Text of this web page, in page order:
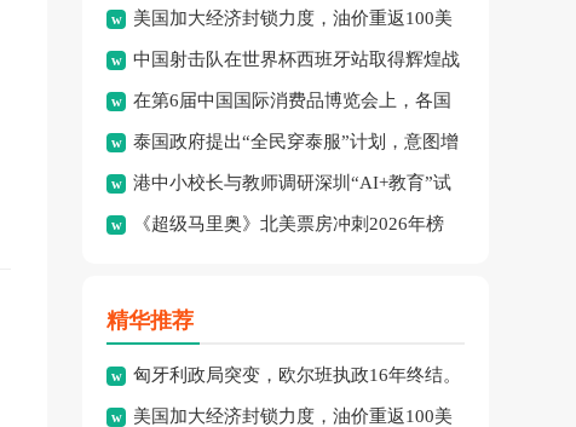
行，传承中华文化纽带。
美国加大经济封锁力度，油价重返100美
元高点，黄金价格急跌，
中国射击队在世界杯西班牙站取得辉煌战
绩：8金、3银、2铜。
在第6届中国国际消费品博览会上，各国
品牌集中展示了最新消费精
泰国政府提出“全民穿泰服”计划，意图增
强民族文化认同并拓展泰
港中小校长与教师调研深圳“AI+教育”试
点项目，探索智慧课堂
《超级马里奥》北美票房冲刺2026年榜
精华推荐
匈牙利政局突变，欧尔班执政16年终结。
美国加大经济封锁力度，油价重返100美